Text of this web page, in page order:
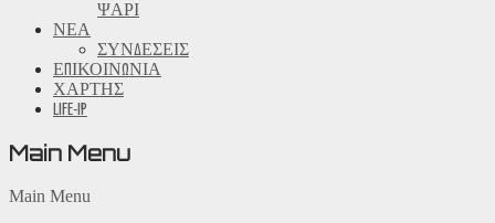
ΨΑΡΙ
ΝΕΑ
ΣΥΝΔΕΣΕΙΣ
ΕΠΙΚΟΙΝΩΝΙΑ
ΧΑΡΤΗΣ
LIFE-IP
Main Menu
Main Menu